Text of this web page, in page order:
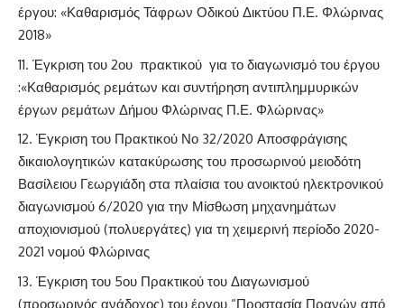
έργου: «Καθαρισμός Τάφρων Οδικού Δικτύου Π.Ε. Φλώρινας
2018»
Έγκριση του 2ου πρακτικού για το διαγωνισμό του έργου
:«Καθαρισμός ρεμάτων και συντήρηση αντιπλημμυρικών
έργων ρεμάτων Δήμου Φλώρινας Π.Ε. Φλώρινας»
Έγκριση του Πρακτικού Νο 32/2020 Αποσφράγισης
δικαιολογητικών κατακύρωσης του προσωρινού μειοδότη
Βασίλειου Γεωργιάδη στα πλαίσια του ανοικτού ηλεκτρονικού
διαγωνισμού 6/2020 για την Μίσθωση μηχανημάτων
αποχιονισμού (πολυεργάτες) για τη χειμερινή περίοδο 2020-
2021 νομού Φλώρινας
Έγκριση του 5ου Πρακτικού του Διαγωνισμού
(προσωρινός ανάδοχος) του έργου “Προστασία Πρανών από